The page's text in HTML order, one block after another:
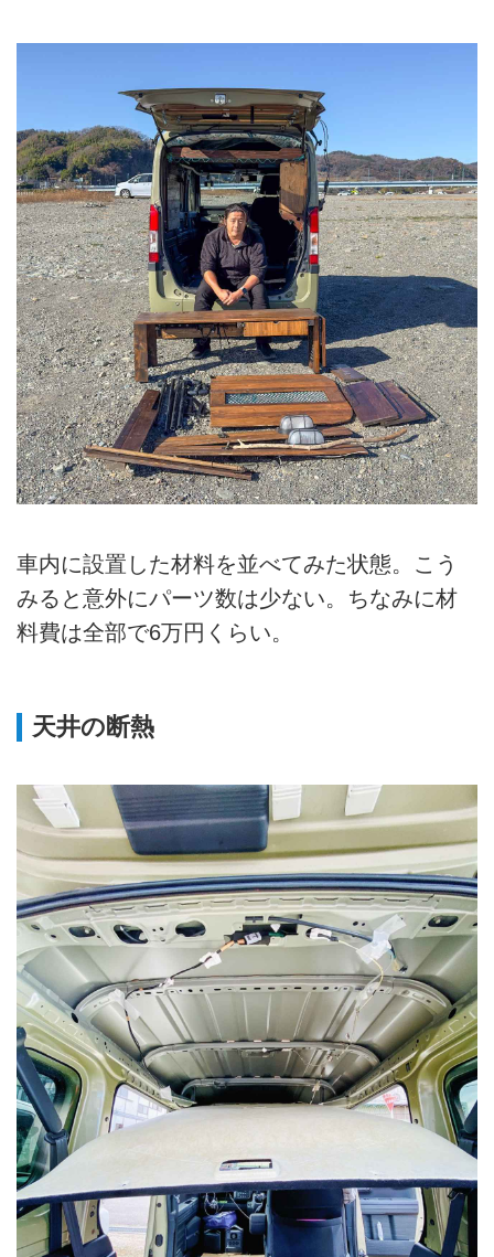
車内に設置した材料を並べてみた状態。こう
みると意外にパーツ数は少ない。ちなみに材
料費は全部で6万円くらい。
天井の断熱